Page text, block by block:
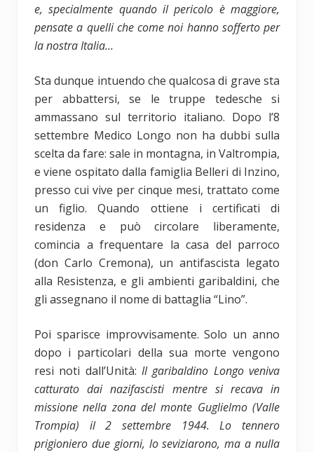
e, specialmente quando il pericolo è maggiore,
pensate a quelli che come noi hanno sofferto per
la nostra Italia…
Sta dunque intuendo che qualcosa di grave sta
per abbattersi, se le truppe tedesche si
ammassano sul territorio italiano. Dopo l’8
settembre Medico Longo non ha dubbi sulla
scelta da fare: sale in montagna, in Valtrompia,
e viene ospitato dalla famiglia Belleri di Inzino,
presso cui vive per cinque mesi, trattato come
un figlio. Quando ottiene i certificati di
residenza e può circolare liberamente,
comincia a frequentare la casa del parroco
(don Carlo Cremona), un antifascista legato
alla Resistenza, e gli ambienti garibaldini, che
gli assegnano il nome di battaglia “Lino”.
Poi sparisce improvvisamente. Solo un anno
dopo i particolari della sua morte vengono
resi noti dall’Unità: Il garibaldino Longo veniva
catturato dai nazifascisti mentre si recava in
missione nella zona del monte Guglielmo (Valle
Trompia) il 2 settembre 1944. Lo tennero
prigioniero due giorni, lo seviziarono, ma a nulla